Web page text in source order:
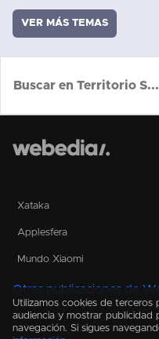
VER MÁS TEMAS
Xataka
Applesfera
Mundo Xiaomi
Otras publicaciones de
Utilizamos cookies de terceros
audiencia y mostrar publicidad
navegación. Si sigues